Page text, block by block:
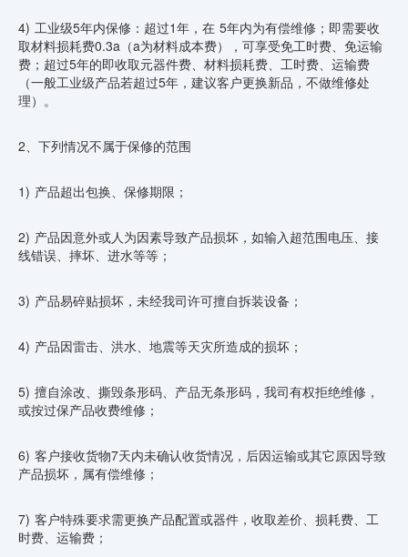
4) 工业级5年内保修：超过1年，在 5年内为有偿维修；即需要收
取材料损耗费0.3a（a为材料成本费），可享受免工时费、免运输
费；超过5年的即收取元器件费、材料损耗费、工时费、运输费
（一般工业级产品若超过5年，建议客户更换新品，不做维修处
理）。
2、下列情况不属于保修的范围
1) 产品超出包换、保修期限；
2) 产品因意外或人为因素导致产品损坏，如输入超范围电压、接
线错误、摔坏、进水等等；
3) 产品易碎贴损坏，未经我司许可擅自拆装设备；
4) 产品因雷击、洪水、地震等天灾所造成的损坏；
5) 擅自涂改、撕毁条形码、产品无条形码，我司有权拒绝维修，
或按过保产品收费维修；
6) 客户接收货物7天内未确认收货情况，后因运输或其它原因导致
产品损坏，属有偿维修；
7) 客户特殊要求需更换产品配置或器件，收取差价、损耗费、工
时费、运输费；